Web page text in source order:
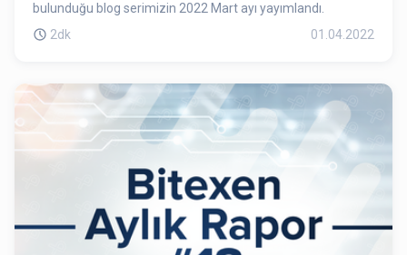
bulunduğu blog serimizin 2022 Mart ayı yayımlandı.
2dk
01.04.2022